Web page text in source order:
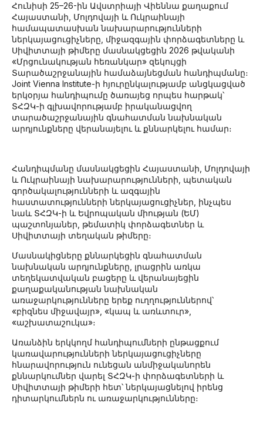
Հունիսի 25–26-ին Ավստրիայի Վիեննա քաղաքում
Հայաստանի, Մոլդովայի և Ուկրաինայի
համապատասխան նախարարությունների
ներկայացուցիչները, միջազգային փորձագետները և
Սիվիտտայի թիմերը մասնակցեցին 2026 թվականի
«Մրցունակության հեռանկար» զեկույցի
Տարածաշրջանային համաձայնեցման հանդիպմանը։
Joint Vienna Institute-ի հյուրընկալությամբ անցկացված
երկօրյա հանդիպումը ծառայեց որպես հարթակ՝
ՏՀԶԿ-ի գլխավորությամբ իրականացվող
տարածաշրջանային գնահատման նախնական
արդյունքները վերանայելու և քննարկելու համար։
Հանդիպմանը մասնակցեցին Հայաստանի, Մոլդովայի
և Ուկրաինայի նախարարությունների, պետական
գործակալությունների և ազգային
հաստատությունների ներկայացուցիչներ, ինչպես
նաև ՏՀԶԿ-ի և Եվրոպական միության (ԵՄ)
պաշտոնյաներ, թեմատիկ փորձագետներ և
Սիվիտտայի տեղական թիմերը։
Մասնակիցները քննարկեցին գնահատման
նախնական արդյունքները, լրացրին առկա
տեղեկատվական բացերը և վերանայեցին
քաղաքականության նախնական
առաջարկությունները երեք ուղղություններով՝
«բիզնես միջավայր», «կապ և առևտուր»,
«աշխատաշուկա»։
Առանձին երկկողմ հանդիպումների ընթացքում
կառավարությունների ներկայացուցիչները
հնարավորություն ունեցան անմիջականորեն
քննարկումներ վարել ՏՀԶԿ-ի փորձագետների և
Սիվիտտայի թիմերի հետ՝ ներկայացնելով իրենց
դիտարկումներն ու առաջարկությունները։